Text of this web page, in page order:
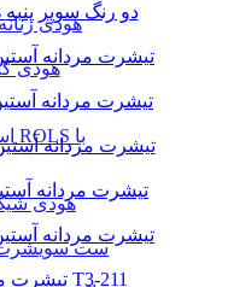
هودی
هودی
ست سویشرت
تیشرت مردانه برند think less دو رنگ سوپر پنبه
تیشرت مردانه
تیشرت مردانه
تیشرت مردانه
تیشرت مردانه
تیشرت مردانه
تیشرت مردانه دو رنگ اسپورت مدل T3-211